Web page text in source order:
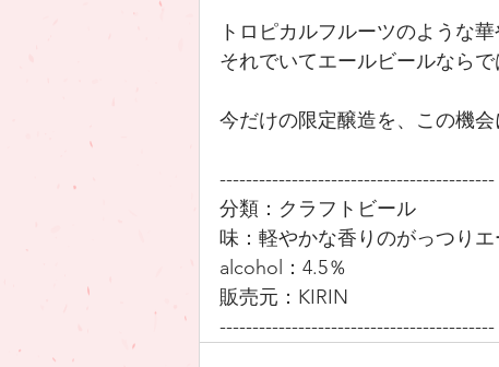
トロピカルフルーツのような
それでいてエールビールなら
今だけの限定醸造を、この機
------------------------------------------
分類：クラフトビール
味：軽やかな香りのがっつり
alcohol：4.5％
販売元：KIRIN
------------------------------------------